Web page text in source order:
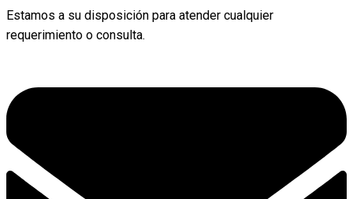
Estamos a su disposición para atender cualquier
requerimiento o consulta.